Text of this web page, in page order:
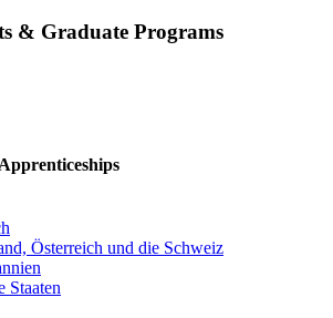
& Graduate Programs
Österreich und die Schweiz
Staaten